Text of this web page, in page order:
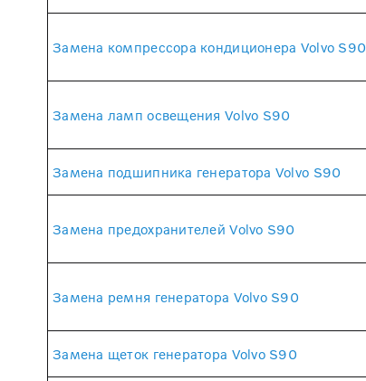
Замена компрессора кондиционера Volvo S90
Замена ламп освещения Volvo S90
Замена подшипника генератора Volvo S90
Замена предохранителей Volvo S90
Замена ремня генератора Volvo S90
Замена щеток генератора Volvo S90